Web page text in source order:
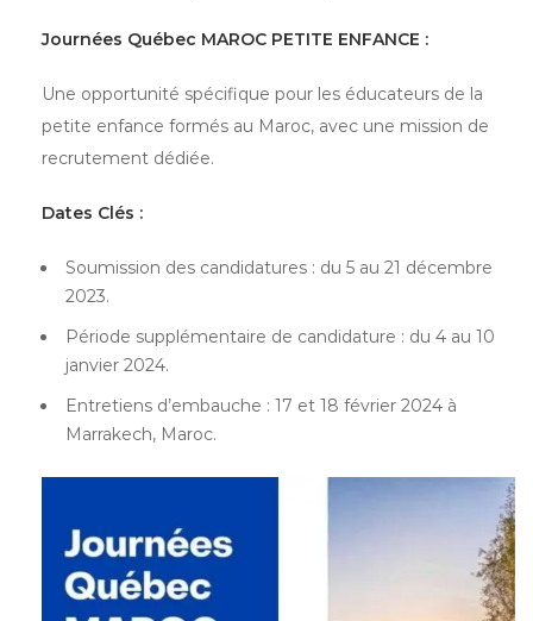
Journées Québec MAROC PETITE ENFANCE :
Une opportunité spécifique pour les éducateurs de la
petite enfance formés au Maroc, avec une mission de
recrutement dédiée.
Dates Clés :
Soumission des candidatures : du 5 au 21 décembre
2023.
Période supplémentaire de candidature : du 4 au 10
janvier 2024.
Entretiens d’embauche : 17 et 18 février 2024 à
Marrakech, Maroc.